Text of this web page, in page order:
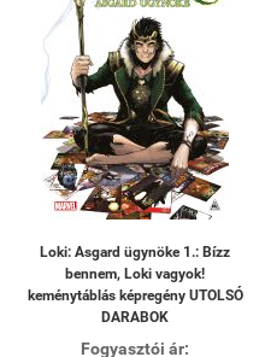
Loki: Asgard ügynöke 1.: Bízz
bennem, Loki vagyok!
keménytáblás képregény UTOLSÓ
DARABOK
Fogyasztói ár: